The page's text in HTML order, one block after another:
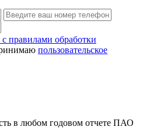
с правилами обработки
пользовательское
в любом годовом отчете ПАО